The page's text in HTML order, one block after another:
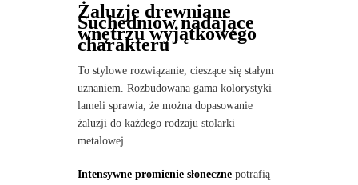
Żaluzje drewniane
Suchedniów nadające
wnętrzu wyjątkowego
charakteru
To stylowe rozwiązanie, cieszące się stałym
uznaniem. Rozbudowana gama kolorystyki
lameli sprawia, że można dopasowanie
żaluzji do każdego rodzaju stolarki –
metalowej.
Intensywne promienie słonecznepotrafią